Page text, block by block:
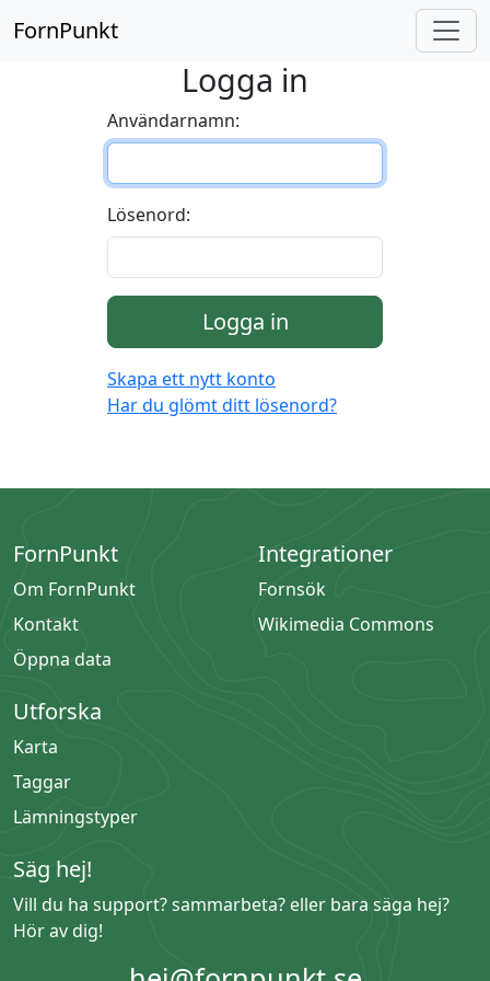
FornPunkt
Logga in
Användarnamn:
Lösenord:
Logga in
Skapa ett nytt konto
Har du glömt ditt lösenord?
FornPunkt
Om FornPunkt
Kontakt
Öppna data
Integrationer
Fornsök
Wikimedia Commons
Utforska
Karta
Taggar
Lämningstyper
Säg hej!
Vill du ha support? sammarbeta? eller bara säga hej?
Hör av dig!